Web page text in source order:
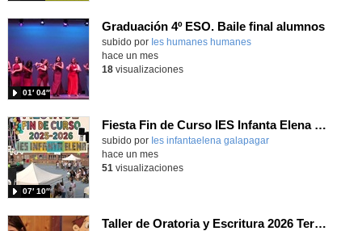
Graduación 4º ESO. Baile final alumnos
subido por Ies humanes humanes
01′ 04″
-
hace un mes
18visualizaciones
Fiesta Fin de Curso IES Infanta Elena 2025-2026
subido por Ies infantaelena galapagar
07′ 10″
-
hace un mes
51 visualizaciones
Taller de Oratoria y Escritura 2026 Terceros